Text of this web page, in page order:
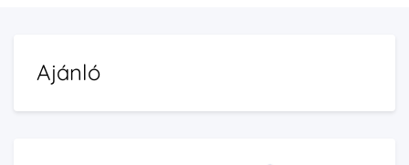
Ajánló